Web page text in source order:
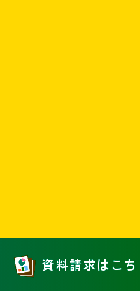
資料請求はこち